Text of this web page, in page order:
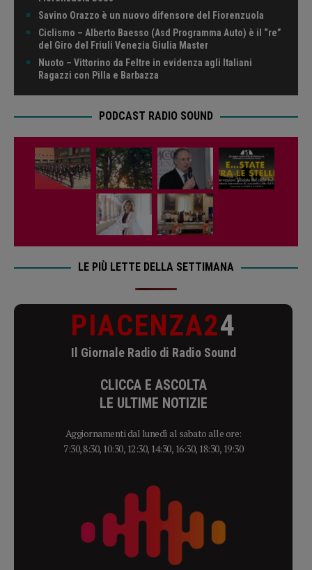
Savino Orazzo è un nuovo difensore del Fiorenzuola
Ciclismo – Alberto Baesso (Asd Programma Auto) è il “re”
del Giro del Friuli Venezia Giulia Master
Nuoto – Vittorino da Feltre in evidenza agli Italiani
Ragazzi con Pilla e Barbazza
PODCAST RADIO SOUND
LE PIÙ LETTE DELLA SETTIMANA
PIACENZA24
Il Giornale Radio di Radio Sound
CLICCA E ASCOLTA
LE ULTIME NOTIZIE
Aggiornamenti dal lunedì al sabato alle ore:
7:30, 8:30, 10:30, 12:30, 14:30, 16:30, 18:30, 19:30